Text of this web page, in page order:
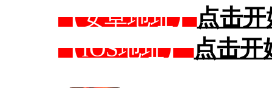
【安卓地址】点击
【IOS地址】点击开